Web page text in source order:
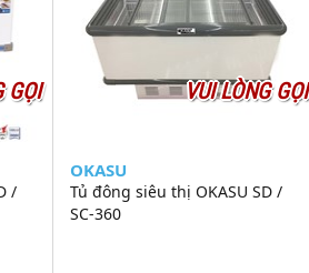
GỌI
/
VUI LÒNG GỌI
OKASU
Tủ đông siêu thị OKASU SD /
SC-360